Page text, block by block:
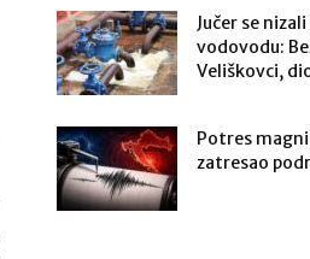
Jučer se
vodovodu:
Veliškovci,
Potres
zatresao